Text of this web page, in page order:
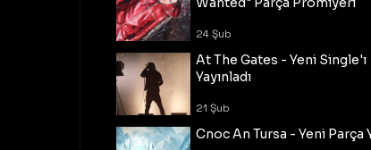
24 Şub
At The Gates - Yeni Single'ı
Yayınladı
21 Şub
Cnoc An Tursa - Yeni Parça